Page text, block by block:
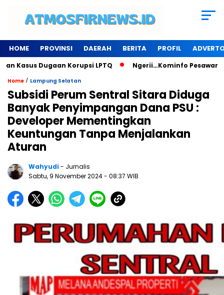
HOME PROVINSI DAERAH BERITA PROFIL
Dugaan Korupsi LPTQ Ngerii…Kominfo Pesawaran Sewa
Home / Lampung Selatan
Subsidi Perum Sentral Sitara Diduga
Banyak Penyimpangan Dana PSU :
Developer Mementingkan
Keuntungan Tanpa Menjalankan
Aturan
Wahyudi- Jurnalis
Sabtu, 9 November 2024- 08:37 WIB